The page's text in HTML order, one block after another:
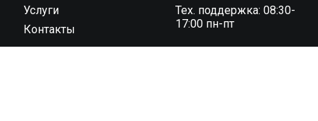
Услуги
Контакты
Тех. поддержка: 08:30-
17:00 пн-пт